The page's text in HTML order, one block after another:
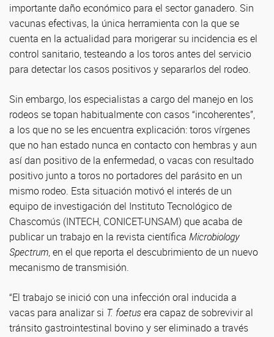
importante daño económico para el sector ganadero. Sin
vacunas efectivas, la única herramienta con la que se
cuenta en la actualidad para morigerar su incidencia es el
control sanitario, testeando a los toros antes del servicio
para detectar los casos positivos y separarlos del rodeo.
Sin embargo, los especialistas a cargo del manejo en los
rodeos se topan habitualmente con casos “incoherentes”,
a los que no se les encuentra explicación: toros vírgenes
que no han estado nunca en contacto con hembras y aun
así dan positivo de la enfermedad, o vacas con resultado
positivo junto a toros no portadores del parásito en un
mismo rodeo. Esta situación motivó el interés de un
equipo de investigación del Instituto Tecnológico de
Chascomús (INTECH, CONICET-UNSAM) que acaba de
publicar un trabajo en la revista científica Microbiology
Spectrum, en el que reporta el descubrimiento de un nuevo
mecanismo de transmisión.
“El trabajo se inició con una infección oral inducida a
vacas para analizar si T. foetusera capaz de sobrevivir al
tránsito gastrointestinal bovino y ser eliminado a través